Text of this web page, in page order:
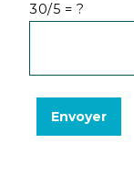
30/5 = ?